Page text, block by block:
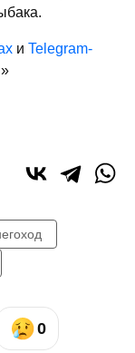
и Telegram-
0